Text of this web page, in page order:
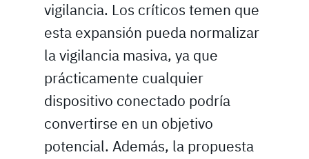
vigilancia. Los críticos temen que
esta expansión pueda normalizar
la vigilancia masiva, ya que
prácticamente cualquier
dispositivo conectado podría
convertirse en un objetivo
potencial. Además, la propuesta